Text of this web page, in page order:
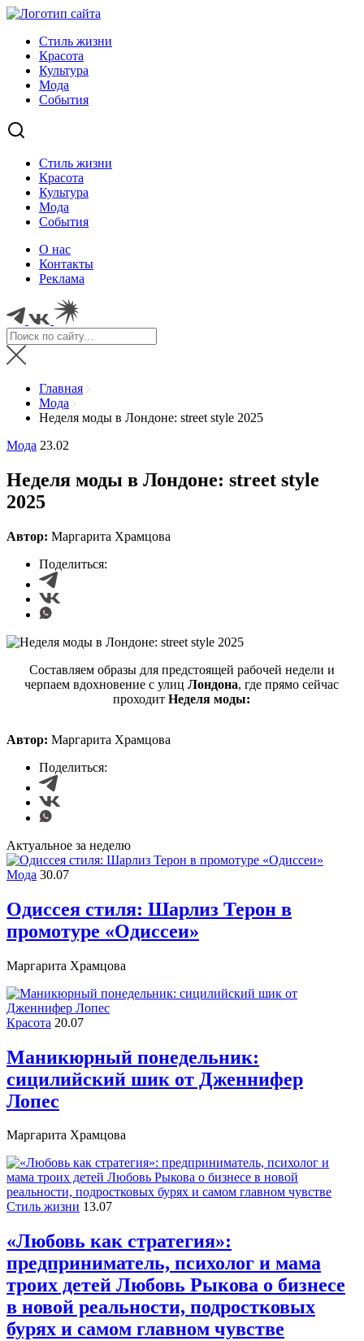
Стиль жизни
Красота
Культура
Мода
События
Стиль жизни
Красота
Культура
Мода
События
О нас
Контакты
Реклама
Главная
Мода
Неделя моды в Лондоне: street style 2025
Мода 23.02
Неделя моды в Лондоне: street style
2025
Автор: Маргарита Храмцова
Поделиться:
Составляем образы для предстоящей рабочей недели и
черпаем вдохновение с улицЛондона, где прямо сейчас
проходитНеделя моды:
Автор: Маргарита Храмцова
Поделиться:
Актуальное за неделю
Мода 30.07
Одиссея стиля: Шарлиз Терон в
промотуре «Одиссеи»
Маргарита Храмцова
Красота 20.07
Маникюрный понедельник:
сицилийский шик от Дженнифер
Лопес
Маргарита Храмцова
Стиль жизни 13.07
«Любовь как стратегия»:
предприниматель, психолог и мама
троих детей Любовь Рыкова о бизнесе
в новой реальности, подростковых
бурях и самом главном чувстве